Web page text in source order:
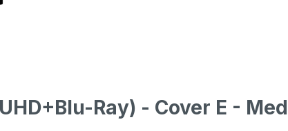
Ray) - Cover E -